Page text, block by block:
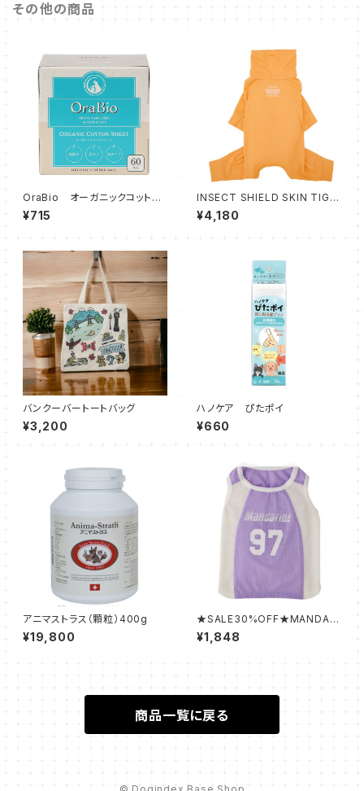
その他の商品
OraBio オーガニックコットン
シート【60枚入】
¥715
INSECT SHIELD SKIN TIGH
T SUIT MARIGOLG Sサイズ
¥4,180
バンクーバートートバッグ
¥3,200
ハノケア ぴたポイ
¥660
アニマストラス（顆粒）400g
¥19,800
★SALE30%OFF★MANDARI
N BROTHERS COOL PLAY
ER TANK Sサイズ ￥2,640
¥1,848
商品一覧に戻る